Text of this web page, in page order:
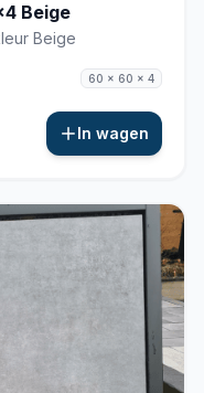
Beige
Beige
60 x 60 x 4
In wagen